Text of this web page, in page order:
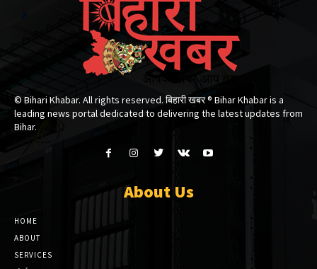
© Bihari Khabar. All rights reserved. बिहारी खबर ®​ Bihar Khabar is a
leading news portal dedicated to delivering the latest updates from
Bihar.
About Us
HOME
ABOUT
SERVICES